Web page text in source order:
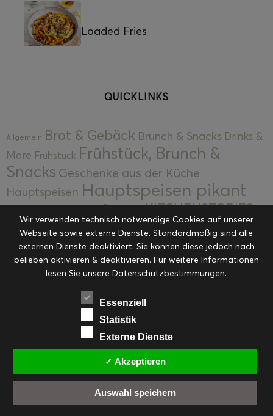
Loaded Fries
QUICKLINKS
Allgemein Brot & Gebäck Brunch & Snacks Drinks &
More Frühstück Frühstück, Brunch &
Snacks Geschenke aus der Küche
Hauptspeisen Hauptspeisen pikant
Hauptspeisen süßKekseKITCHENSTORIES
Kuchen, Torten & Desserts Kuchen und
Desserts Kulinarik Kulinarische Mitbringsel &
Eingemachtes Ohne Kategorie Ostern Resteküche
RezepteSaisonalSliderStartseite
Suppen, Salate & Vorspeisen
Vorspeisen, Salate & Suppen
Weihnachten Workshops & Events
FACEBOOK PINTEREST EMAIL
Wir verwenden technisch notwendige Cookies auf unserer
Webseite sowie externe Dienste. Standardmäßig sind alle
externen Dienste deaktiviert. Sie können diese jedoch nach
belieben aktivieren & deaktivieren. Für weitere Informationen
lesen Sie unsere Datenschutzbestimmungen.
Essenziell
Statistik
Externe Dienste
✓ Akzeptieren
Auswahl speichern